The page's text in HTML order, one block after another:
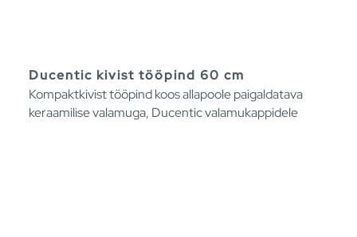
Ducentic kivist tööpind 60 cm
Kompaktkivist tööpind koos allapoole paigaldatava
keraamilise valamuga, Ducentic valamukappidele